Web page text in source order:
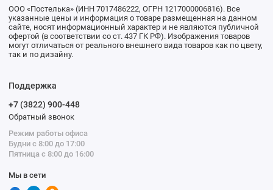
ООО «Постелька» (ИНН 7017486222, ОГРН 1217000006816). Все
указанные цены и информация о товаре размещенная на данном
сайте, носят информационный характер и не являются публичной
офертой (в соответствии со ст. 437 ГК РФ). Изображения товаров
могут отличаться от реального внешнего вида товаров как по цвету,
так и по дизайну.
Поддержка
+7 (3822) 900-448
Обратный звонок
Режим работы офиса
Будни с 8:00 до 17:00
Пятница с 8:00 до 16:00
Мы в сети